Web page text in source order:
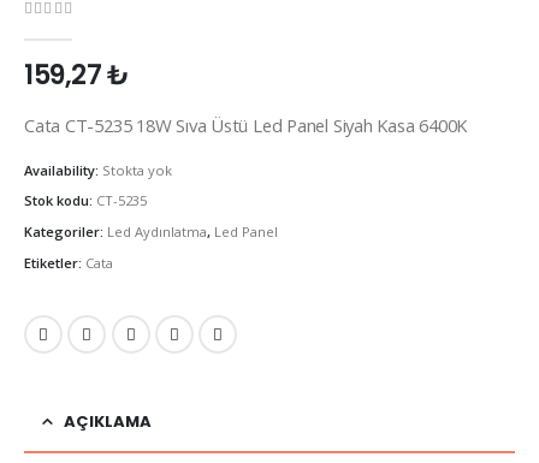
159,27₺
Cata CT-5235 18W Sıva Üstü Led Panel Siyah Kasa 6400K
Availability: Stokta yok
Stok kodu: CT-5235
Kategoriler: Led Aydınlatma, Led Panel
Etiketler: Cata
AÇIKLAMA